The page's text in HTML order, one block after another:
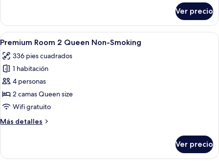
para
no
fumadores
junior,
camas
size,
para
no
fumadores
Ver precio
Abrir
todas
las
fotos
de
Premium
Room
Queen
Habitación de hotel con dos camas,
5
Premium Room 2 Queen Non-Smoking
336 pies cuadrados
1 habitación
4 personas
2 camas Queen size
Wifi gratuito
Más detalles
Más
Room
Ver precio